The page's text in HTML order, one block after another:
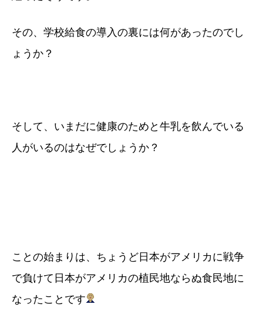
その、学校給食の導入の裏には何があったのでし
ょうか？
そして、いまだに健康のためと牛乳を飲んでいる
人がいるのはなぜでしょうか？
ことの始まりは、ちょうど日本がアメリカに戦争
で負けて日本がアメリカの植民地ならぬ食民地に
なったことです